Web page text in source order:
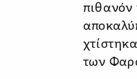
πιθανόν
των